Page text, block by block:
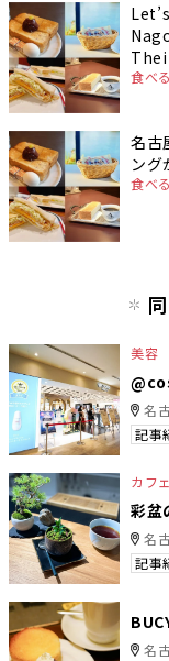
食べる
名古
ング
食べる
美容
名
記事
カフ
彩盆
名
記事
名